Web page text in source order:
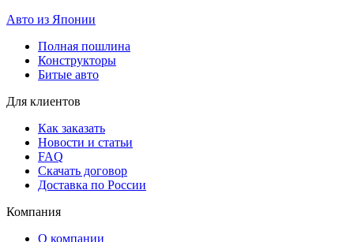
Авто из Японии
Полная пошлина
Конструкторы
Битые авто
Для клиентов
Как заказать
Новости и статьи
FAQ
Скачать договор
Доставка по России
Компания
О компании